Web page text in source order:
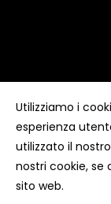
Copyright ©
diritti riservati
Utilizziamo i
esperienza
utilizzato il
nostri cookie, se
sito web.